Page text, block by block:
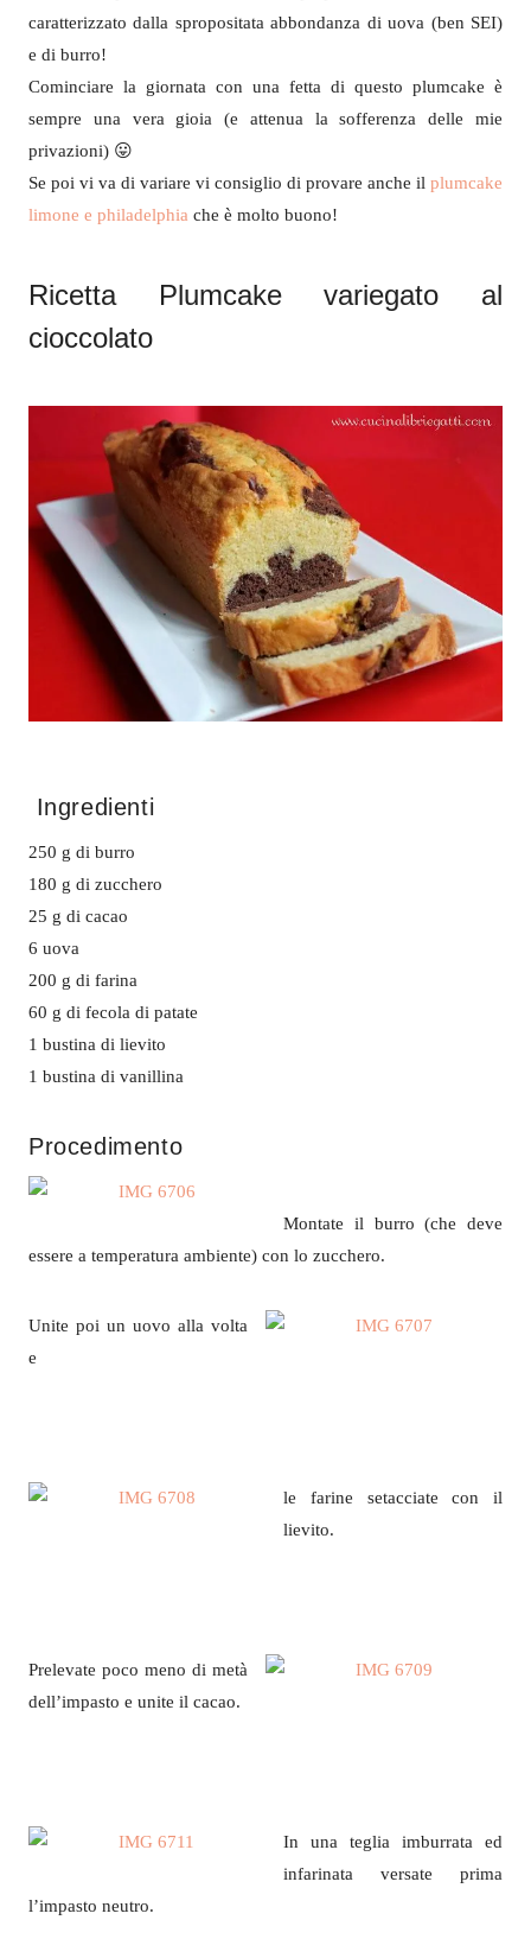
caratterizzato dalla spropositata abbondanza di uova (ben SEI)
e di burro!
Cominciare la giornata con una fetta di questo plumcake è
sempre una vera gioia (e attenua la sofferenza delle mie
privazioni) 😛
Se poi vi va di variare vi consiglio di provare anche il plumcake
limone e philadelphia che è molto buono!
Ricetta Plumcake variegato al
cioccolato
Ingredienti
250 g di burro
180 g di zucchero
25 g di cacao
6 uova
200 g di farina
60 g di fecola di patate
1 bustina di lievito
1 bustina di vanillina
Procedimento
Montate il burro (che deve
essere a temperatura ambiente) con lo zucchero.
Unite poi un uovo alla volta
e
le farine setacciate con il
lievito.
Prelevate poco meno di metà
dell’impasto e unite il cacao.
In una teglia imburrata ed
infarinata versate prima
l’impasto neutro.